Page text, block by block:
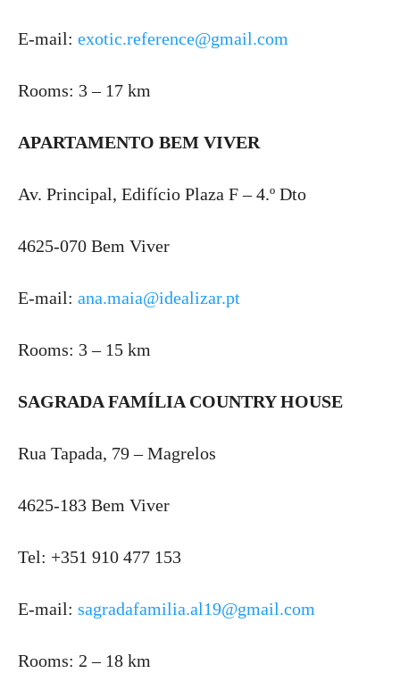
E-mail: exotic.reference@gmail.com
Rooms: 3 – 17 km
APARTAMENTO BEM VIVER
Av. Principal, Edifício Plaza F – 4.º Dto
4625-070 Bem Viver
E-mail: ana.maia@idealizar.pt
Rooms: 3 – 15 km
SAGRADA FAMÍLIA COUNTRY HOUSE
Rua Tapada, 79 – Magrelos
4625-183 Bem Viver
Tel: +351 910 477 153
E-mail: sagradafamilia.al19@gmail.com
Rooms: 2 – 18 km